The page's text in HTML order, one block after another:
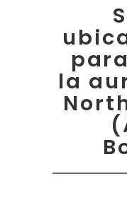
la